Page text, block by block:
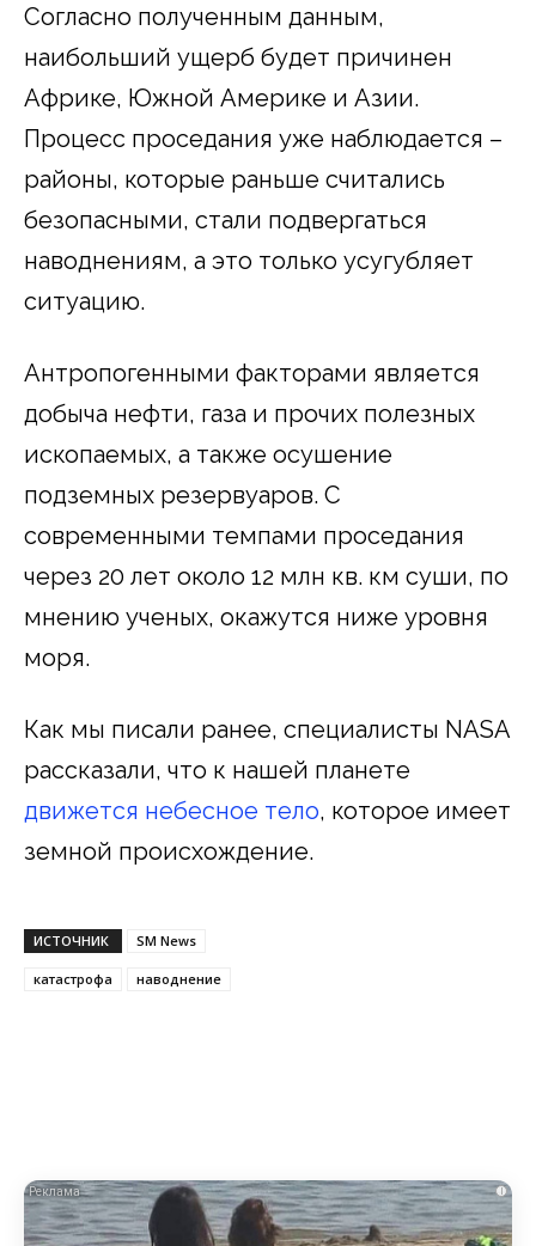
Согласно полученным данным,
наибольший ущерб будет причинен
Африке, Южной Америке и Азии.
Процесс проседания уже наблюдается –
районы, которые раньше считались
безопасными, стали подвергаться
наводнениям, а это только усугубляет
ситуацию.
Антропогенными факторами является
добыча нефти, газа и прочих полезных
ископаемых, а также осушение
подземных резервуаров. С
современными темпами проседания
через 20 лет около 12 млн кв. км суши, по
мнению ученых, окажутся ниже уровня
моря.
Как мы писали ранее, специалисты NASA
рассказали, что к нашей планете
движется небесное тело, которое имеет
земной происхождение.
ИСТОЧНИК SM News
катастрофа наводнение
i